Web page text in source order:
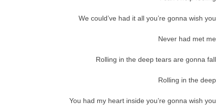
We could’ve had it all you’re gonna wish you
Never had met me
Rolling in the deep tears are gonna fall
Rolling in the deep
You had my heart inside you’re gonna wish you